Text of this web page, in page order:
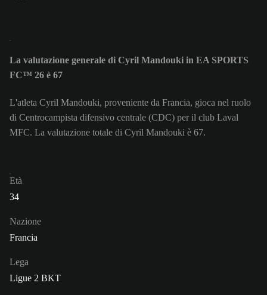
La valutazione generale di Cyril Mandouki in EA SPORTS
FC™ 26 è 67
L'atleta Cyril Mandouki, proveniente da Francia, gioca nel ruolo
di Centrocampista difensivo centrale (CDC) per il club Laval
MFC. La valutazione totale di Cyril Mandouki è 67.
Età
34
Nazione
Francia
Lega
Ligue 2 BKT